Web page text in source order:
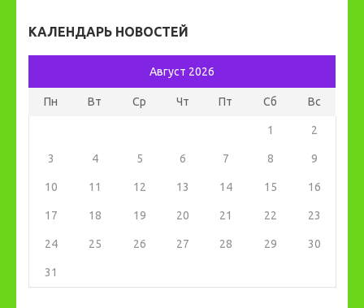
КАЛЕНДАРЬ НОВОСТЕЙ
Август 2026
Пн Вт Ср Чт Пт Сб Вс
1 2
3 4 5 6 7 8 9
10 11 12 13 14 15 16
17 18 19 20 21 22 23
24 25 26 27 28 29 30
31